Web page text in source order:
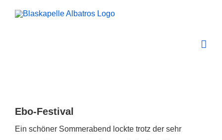
grösseres
Bild
Ebo-Festival
Ein schöner Sommerabend lockte trotz der sehr